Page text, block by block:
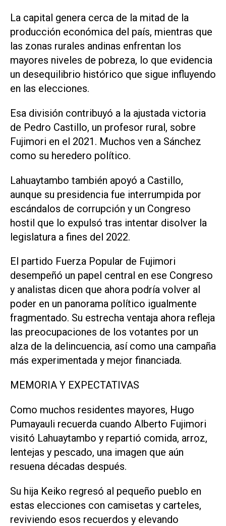
La capital genera cerca de la mitad de la
producción ‌económica del país, mientras que
las zonas rurales andinas enfrentan los
mayores niveles de pobreza, lo que evidencia
un desequilibrio histórico que sigue influyendo
en las elecciones.
Esa división contribuyó a la ajustada victoria
de Pedro Castillo, un profesor rural, sobre
Fujimori en el 2021. Muchos ven a Sánchez
como su heredero político.
Lahuaytambo también apoyó a Castillo,
aunque su presidencia fue interrumpida por
escándalos de corrupción y un Congreso
hostil que lo expulsó tras intentar disolver la
legislatura a fines del 2022.
El partido Fuerza Popular de Fujimori
desempeñó un papel central en ese Congreso
y analistas dicen que ahora podría volver al
poder ‌en un panorama político igualmente
fragmentado. Su estrecha ventaja ahora refleja
las preocupaciones de los votantes por un
alza de la delincuencia, así como una campaña
más experimentada y mejor financiada.
MEMORIA Y EXPECTATIVAS
Como muchos residentes mayores, Hugo
Pumayauli recuerda cuando Alberto Fujimori
visitó Lahuaytambo y repartió comida, arroz,
lentejas y pescado, una imagen ‌que aún
resuena décadas después.
Su hija ⁠Keiko regresó al pequeño pueblo en
estas elecciones con camisetas y carteles,
reviviendo esos recuerdos y elevando